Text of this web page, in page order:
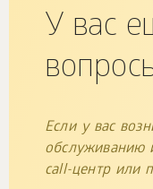
У вас
Если у вас
обслуживанию
call-центр или